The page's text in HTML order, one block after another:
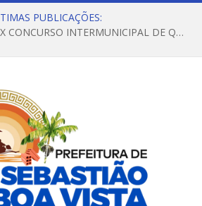
PUBLICAÇÕES:
REGULAMENTO DO X CONCURSO INTERMUNICIPAL DE QUADRILHAS JUNINAS – 2026 – ARRAIÁ DA VENEZA